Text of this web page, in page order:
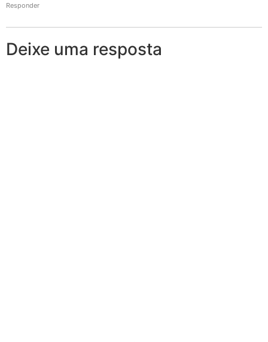
Responder
Deixe uma resposta